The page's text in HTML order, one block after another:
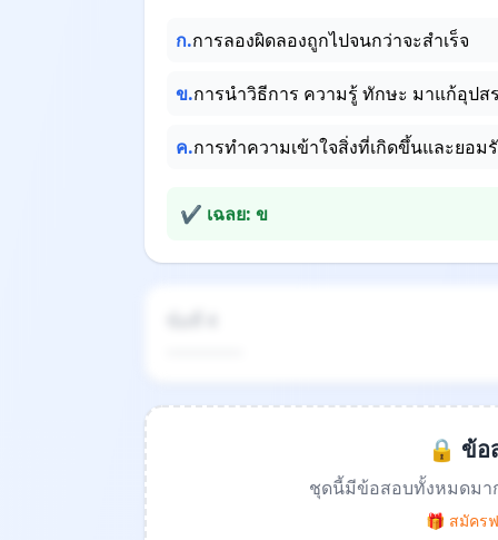
ก.การลองผิดลองถูกไปจนกว่าจะสำเร็จ
ข.การนำวิธีการ ความรู้ ทักษะ มาแก้อุปส
ค.การทำความเข้าใจสิ่งที่เกิดขึ้นและยอม
✔ เฉลย: ข
🔒 ข้อ
ชุดนี้มีข้อสอบทั้งหมดมา
🎁 สมัคร